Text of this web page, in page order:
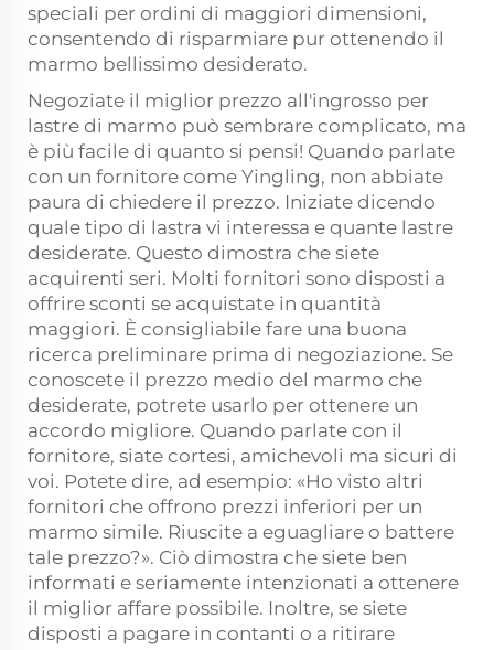
speciali per ordini di maggiori dimensioni,
consentendo di risparmiare pur ottenendo il
marmo bellissimo desiderato.
Negoziate il miglior prezzo all'ingrosso per
lastre di marmo può sembrare complicato, ma
è più facile di quanto si pensi! Quando parlate
con un fornitore come Yingling, non abbiate
paura di chiedere il prezzo. Iniziate dicendo
quale tipo di lastra vi interessa e quante lastre
desiderate. Questo dimostra che siete
acquirenti seri. Molti fornitori sono disposti a
offrire sconti se acquistate in quantità
maggiori. È consigliabile fare una buona
ricerca preliminare prima di negoziazione. Se
conoscete il prezzo medio del marmo che
desiderate, potrete usarlo per ottenere un
accordo migliore. Quando parlate con il
fornitore, siate cortesi, amichevoli ma sicuri di
voi. Potete dire, ad esempio: «Ho visto altri
fornitori che offrono prezzi inferiori per un
marmo simile. Riuscite a eguagliare o battere
tale prezzo?». Ciò dimostra che siete ben
informati e seriamente intenzionati a ottenere
il miglior affare possibile. Inoltre, se siete
disposti a pagare in contanti o a ritirare